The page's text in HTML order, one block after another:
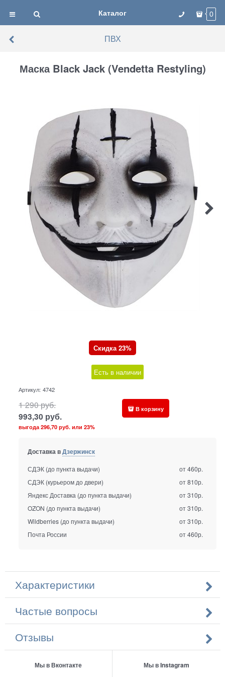
Каталог 0
ПВХ
Маска Black Jack (Vendetta Restyling)
Скидка 23%
Есть в наличии
Артикул: 4742
1 290руб.
993,30 руб.
выгода296,70 руб. или23%
В корзину
Доставка вДзержинск
СДЭК (до пункта выдачи)
от 460р.
СДЭК (курьером до двери)
от 810р.
Яндекс Доставка (до пункта выдачи)
от 310р.
OZON (до пункта выдачи)
от 310р.
Wildberries (до пункта выдачи)
от 310р.
Почта России
от 460р.
Характеристики
Частые вопросы
Отзывы
Мы в Вконтакте Мы в Instagram